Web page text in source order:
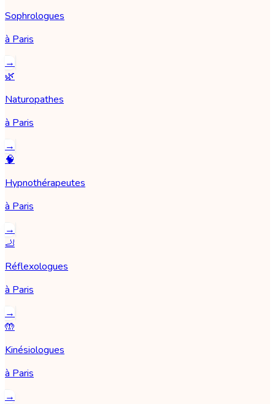
Sophrologues
à Paris
→
🌿
Naturopathes
à Paris
→
🧠
Hypnothérapeutes
à Paris
→
🦶
Réflexologues
à Paris
→
🤲
Kinésiologues
à Paris
→